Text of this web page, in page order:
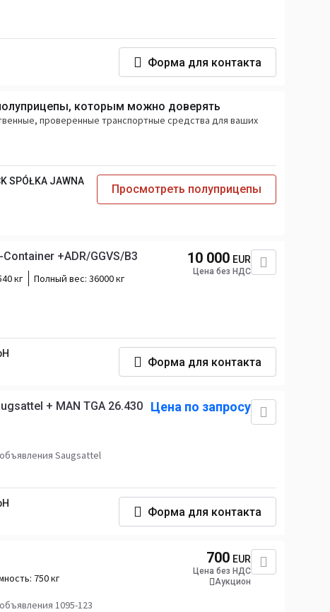
Форма для контакта
которым можно доверять
проверенные транспортные средства для ваших
SPÓŁKA JAWNA
Просмотреть полуприцепы
+ADR/GGVS/B3
кг Полный вес: 36000 кг
10 000 EUR
Цена без НДС
Форма для контакта
+ MAN TGA 26.430
Saugsattel
Цена по запросу
Форма для контакта
750 кг
1095-123
700 EUR
Цена без НДС
Аукцион